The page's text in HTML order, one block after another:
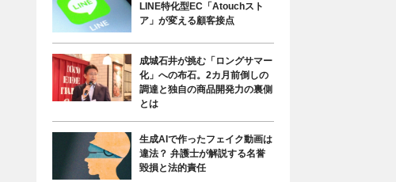
LINE特化型EC「Atouchスト
ア」が変える顧客接点
成城石井が挑む「ロングサマー
化」への布石。2カ月前倒しの
調達と独自の商品開発力の裏側
とは
生成AIで作ったフェイク動画は
違法？ 弁護士が解説する名誉
毀損と法的責任